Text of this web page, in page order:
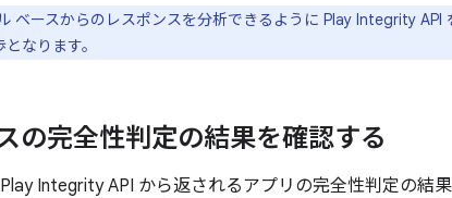
ベースからのレスポンスを分析できるように Play Integrity API
なります。
の完全性判定の結果を確認する
Integrity API から返されるアプリの完全性判定の結